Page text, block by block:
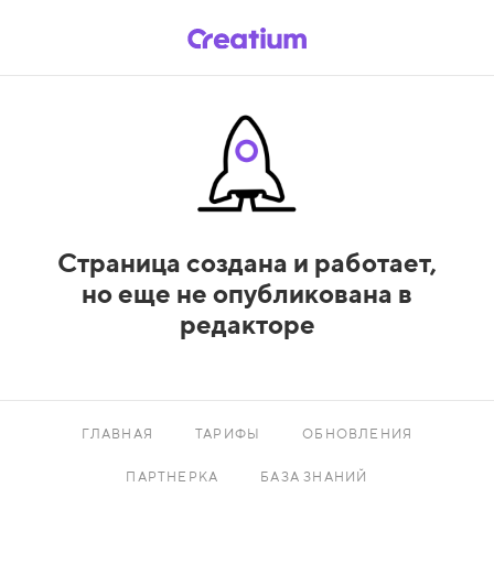
Страница создана и работает,
но еще не опубликована в
редакторе
ГЛАВНАЯ ТАРИФЫ ОБНОВЛЕНИЯ
ПАРТНЕРКА БАЗА ЗНАНИЙ